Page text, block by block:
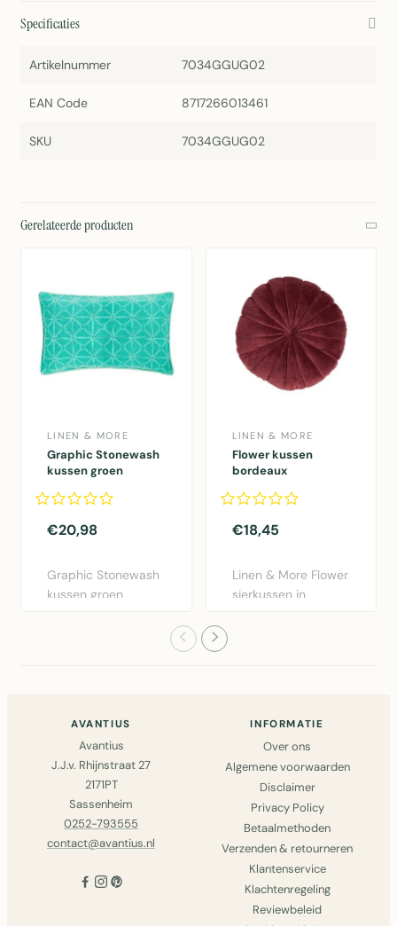
Specificaties
Artikelnummer 7034GGUG02
EAN Code 8717266013461
SKU 7034GGUG02
Gerelateerde producten
LINEN & MORE
Graphic Stonewash
kussen groen
€20,98
Graphic Stonewash
kussen groen
LINEN & MORE
Flower kussen
bordeaux
€18,45
Linen & More Flower
sierkussen in
AVANTIUS
Avantius
J.J.v. Rhijnstraat 27
2171PT
Sassenheim
0252-793555
contact@avantius.nl
INFORMATIE
Over ons
Algemene voorwaarden
Disclaimer
Privacy Policy
Betaalmethoden
Verzenden & retourneren
Klantenservice
Klachtenregeling
Reviewbeleid